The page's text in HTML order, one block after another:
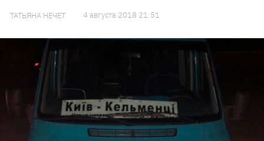
ТАТЬЯНА НЕЧЕТ 4 августа 2018 21:51